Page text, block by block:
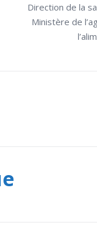
Direction de la
Ministère de